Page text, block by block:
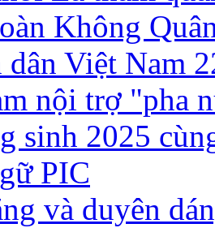
Không
dân Việt Nam
nội trợ "pha
sinh 2025
PIC
và duyên